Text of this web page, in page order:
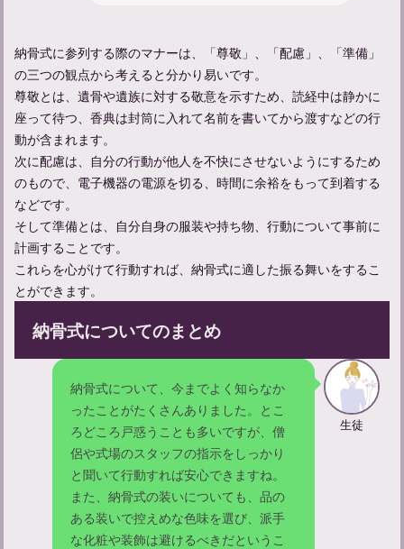
納骨式に参列する際のマナーは、「尊敬」、「配慮」、「準備」
の三つの観点から考えると分かり易いです。
尊敬とは、遺骨や遺族に対する敬意を示すため、読経中は静かに
座って待つ、香典は封筒に入れて名前を書いてから渡すなどの行
動が含まれます。
次に配慮は、自分の行動が他人を不快にさせないようにするため
のもので、電子機器の電源を切る、時間に余裕をもって到着する
などです。
そして準備とは、自分自身の服装や持ち物、行動について事前に
計画することです。
これらを心がけて行動すれば、納骨式に適した振る舞いをするこ
とができます。
納骨式についてのまとめ
納骨式について、今までよく知らなか
ったことがたくさんありました。とこ
ろどころ戸惑うことも多いですが、僧
侶や式場のスタッフの指示をしっかり
と聞いて行動すれば安心できますね。
また、納骨式の装いについても、品の
ある装いで控えめな色味を選び、派手
な化粧や装飾は避けるべきだというこ
生徒